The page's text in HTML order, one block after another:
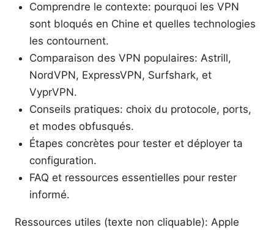
Comprendre le contexte: pourquoi les VPN
sont bloqués en Chine et quelles technologies
les contournent.
Comparaison des VPN populaires: Astrill,
NordVPN, ExpressVPN, Surfshark, et
VyprVPN.
Conseils pratiques: choix du protocole, ports,
et modes obfusqués.
Étapes concrètes pour tester et déployer ta
configuration.
FAQ et ressources essentielles pour rester
informé.
Ressources utiles (texte non cliquable): Apple